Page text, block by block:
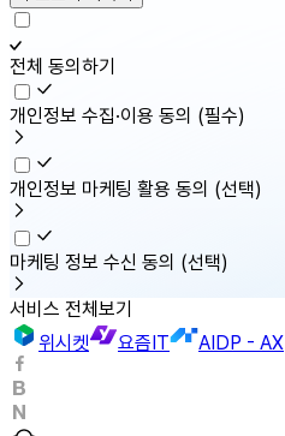
전체 동의하기
개인정보 수집·이용 동의 (필수)
개인정보 마케팅 활용 동의 (선택)
마케팅 정보 수신 동의 (선택)
서비스 전체보기
위시켓
요즘IT AIDP - AX